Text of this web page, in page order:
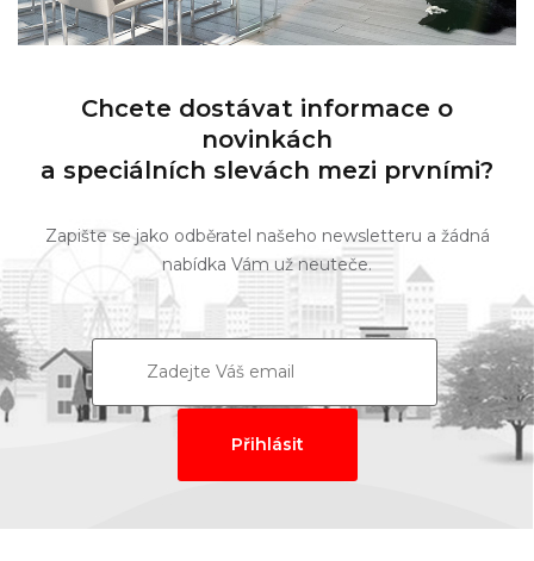
Chcete dostávat informace o
novinkách
a speciálních slevách mezi prvními?
Zapište se jako odběratel našeho newsletteru a žádná
nabídka Vám už neuteče.